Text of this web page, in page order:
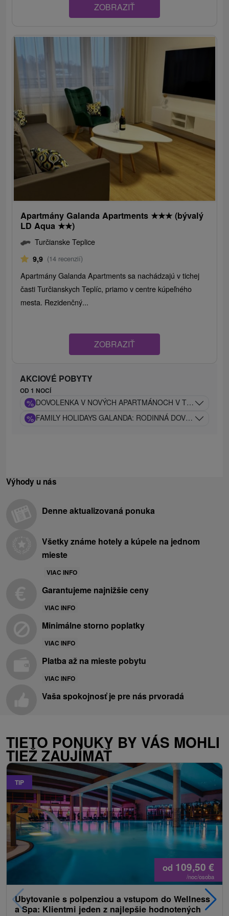
ZOBRAZIŤ
Apartmány Galanda Apartments ★★★ (bývalý
LD Aqua ★★)
Turčianske Teplice
9,9 (14 recenzií)
Apartmány Galanda Apartments sa nachádzajú v tichej
časti Turčianskych Teplíc, priamo v centre kúpeľného
mesta. Rezidenčný...
ZOBRAZIŤ
AKCIOVÉ POBYTY
OD 1 NOCÍ
% DOVOLENKA V NOVÝCH APARTMÁNOCH V TESNEJ
% FAMILY HOLIDAYS GALANDA: RODINNÁ DOVOLENKA S
Výhody u nás
Denne aktualizovaná ponuka
Všetky známe hotely a kúpele na jednom
mieste
VIAC INFO
Garantujeme najnižšie ceny
VIAC INFO
Minimálne storno poplatky
VIAC INFO
Platba až na mieste pobytu
VIAC INFO
Vaša spokojnosť je pre nás prvoradá
TIETO PONUKY BY VÁS MOHLI
TIEŽ ZAUJÍMAŤ
TIP
od 109,50 €
/noc/osoba
Ubytovanie s polpenziou a vstupom do Wellness
a Spa: Klientmi jeden z najlepšie hodnotených